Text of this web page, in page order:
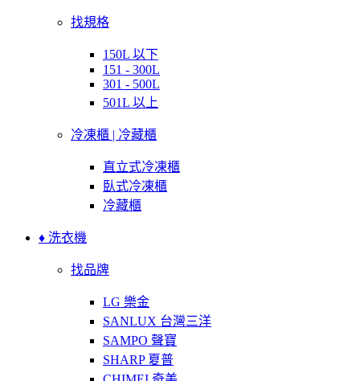
找規格
150L 以下
151 - 300L
301 - 500L
501L 以上
冷凍櫃 | 冷藏櫃
直立式冷凍櫃
臥式冷凍櫃
冷藏櫃
♦ 洗衣機
找品牌
LG 樂金
SANLUX 台灣三洋
SAMPO 聲寶
SHARP 夏普